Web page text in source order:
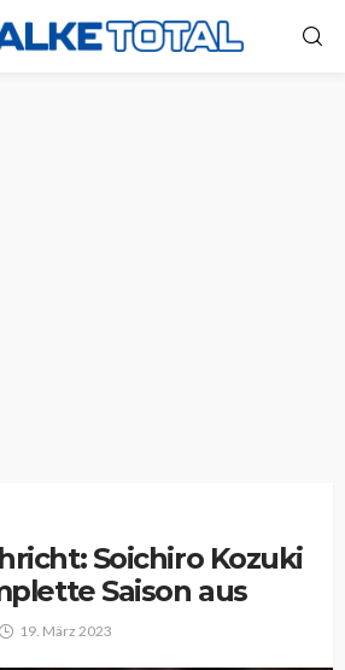
Soichiro Kozuki
Saison aus
19. März 2023